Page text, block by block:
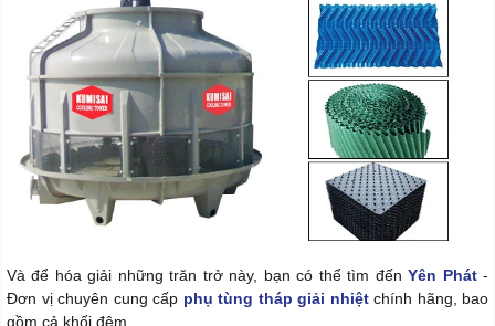
Và để hóa giải những trăn trở này, bạn có thể tìm đếnYên Phát-
Đơn vị chuyên cung cấp phụ tùng tháp giải nhiệtchính hãng, bao
gồm cả khối đệm.